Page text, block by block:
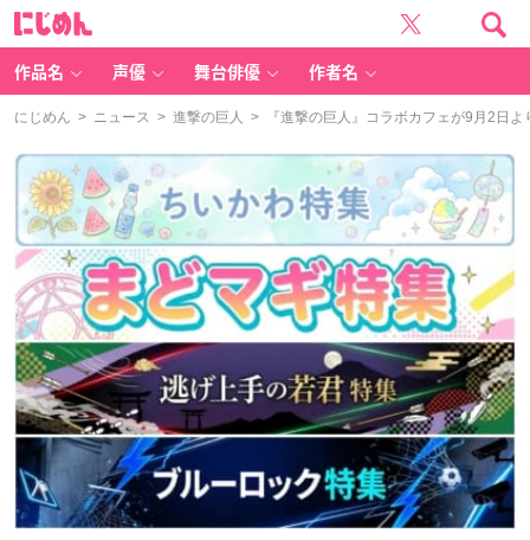
作品名 声優 舞台俳優 作者名
にじめん > ニュース > 進撃の巨人 > 『進撃の巨人』コラボカフェが9月2日